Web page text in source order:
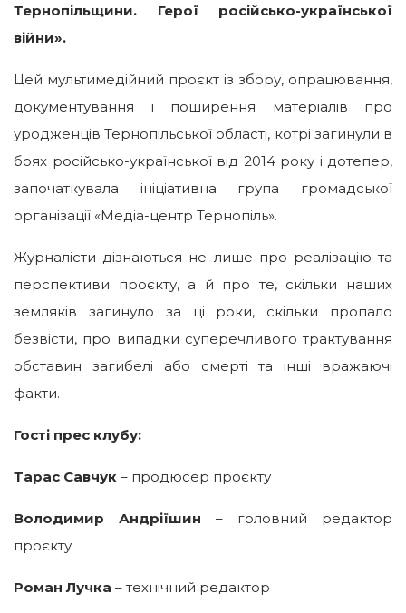
Тернопільщини. Герої російсько-української
війни».
Цей мультимедійний проєкт із збору, опрацювання,
документування і поширення матеріалів про
уродженців Тернопільської області, котрі загинули в
боях російсько-української від 2014 року і дотепер,
започаткувала ініціативна група громадської
організації «Медіа-центр Тернопіль».
Журналісти дізнаються не лише про реалізацію та
перспективи проєкту, а й про те, скільки наших
земляків загинуло за ці роки, скільки пропало
безвісти, про випадки суперечливого трактування
обставин загибелі або смерті та інші вражаючі
факти.
Гості прес клубу:
Тарас Савчук – продюсер проєкту
Володимир Андріїшин – головний редактор
проєкту
Роман Лучка – технічний редактор